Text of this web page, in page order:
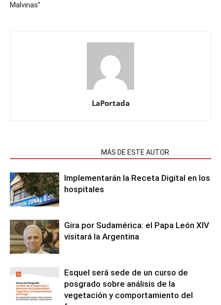
Malvinas”
LaPortada
MÁS DE ESTE AUTOR
Implementarán la Receta Digital en los
hospitales
Gira por Sudamérica: el Papa León XIV
visitará la Argentina
Esquel será sede de un curso de
posgrado sobre análisis de la
vegetación y comportamiento del